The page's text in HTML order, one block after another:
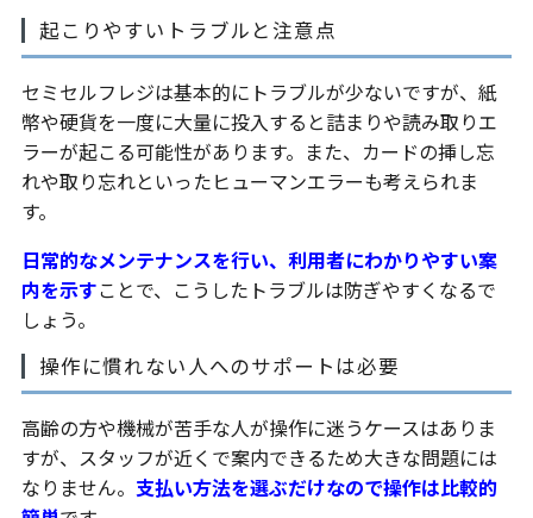
起こりやすいトラブルと注意点
セミセルフレジは基本的にトラブルが少ないですが、紙
幣や硬貨を一度に大量に投入すると詰まりや読み取りエ
ラーが起こる可能性があります。また、カードの挿し忘
れや取り忘れといったヒューマンエラーも考えられま
す。
日常的なメンテナンスを行い、利用者にわかりやすい案
内を示すことで、こうしたトラブルは防ぎやすくなるで
しょう。
操作に慣れない人へのサポートは必要
高齢の方や機械が苦手な人が操作に迷うケースはありま
すが、スタッフが近くで案内できるため大きな問題には
なりません。 支払い方法を選ぶだけなので操作は比較的